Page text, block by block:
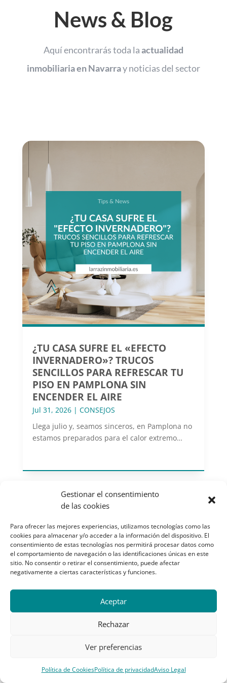
Gestionar el consentimiento
de las cookies
Para ofrecer las mejores experiencias, utilizamos tecnologías como las
cookies para almacenar y/o acceder a la información del dispositivo. El
consentimiento de estas tecnologías nos permitirá procesar datos como
el comportamiento de navegación o las identificaciones únicas en este
sitio. No consentir o retirar el consentimiento, puede afectar
negativamente a ciertas características y funciones.
Aceptar
Rechazar
Ver preferencias
Política de CookiesPolítica de privacidadAviso Legal
News & Blog
Aquí encontrarás toda laactualidad
inmobiliaria en Navarray noticias del sector
¿TU CASA SUFRE EL «EFECTO
INVERNADERO»? TRUCOS
SENCILLOS PARA REFRESCAR TU
PISO EN PAMPLONA SIN
ENCENDER EL AIRE
Jul 31, 2026| CONSEJOS
Llega julio y, seamos sinceros, en Pamplona no
estamos preparados para el calor extremo…